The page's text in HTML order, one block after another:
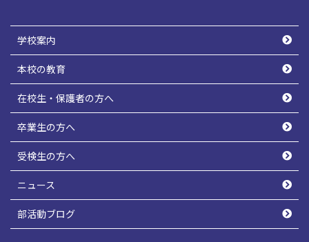
学校案内
本校の教育
在校生・保護者の方へ
卒業生の方へ
受検生の方へ
ニュース
部活動ブログ